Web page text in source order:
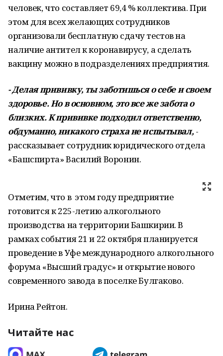
человек, что составляет 69,4 % коллектива. При
этом для всех желающих сотрудников
организовали бесплатную сдачу тестов на
наличие антител к коронавирусу, а сделать
вакцину можно в подразделениях предприятия.
- Делая прививку, ты заботишься о себе и своем
здоровье. Но в основном, это все же забота о
близких. К прививке подходил ответственно,
обдуманно, никакого страха не испытывал, -
рассказывает сотрудник юридического отдела
«Башспирта» Василий Воронин.
Отметим, что в этом году предприятие
готовится к 225-летию алкогольного
производства на территории Башкирии. В
рамках события 21 и 22 октября планируется
проведение в Уфе международного алкогольного
форума «Высший градус» и открытие нового
современного завода в поселке Булгаково.
Ирина Рейтон.
Читайте нас